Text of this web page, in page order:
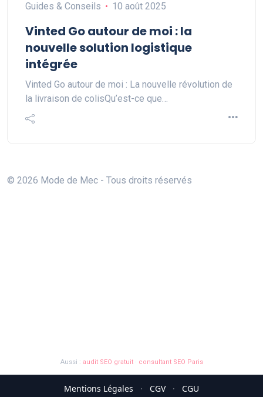
Guides & Conseils 10 août 2025
Vinted Go autour de moi : la
nouvelle solution logistique
intégrée
Vinted Go autour de moi : La nouvelle révolution de
la livraison de colisQu’est-ce que…
© 2026 Mode de Mec - Tous droits réservés
Aussi : audit SEO gratuit· consultant SEO Paris
Mentions Légales · CGV · CGU